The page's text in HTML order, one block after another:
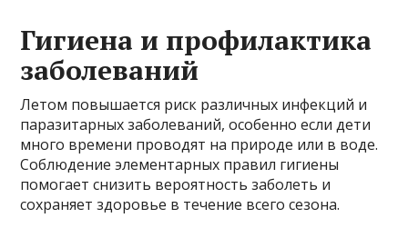
Гигиена и профилактика
заболеваний
Летом повышается риск различных инфекций и
паразитарных заболеваний, особенно если дети
много времени проводят на природе или в воде.
Соблюдение элементарных правил гигиены
помогает снизить вероятность заболеть и
сохраняет здоровье в течение всего сезона.